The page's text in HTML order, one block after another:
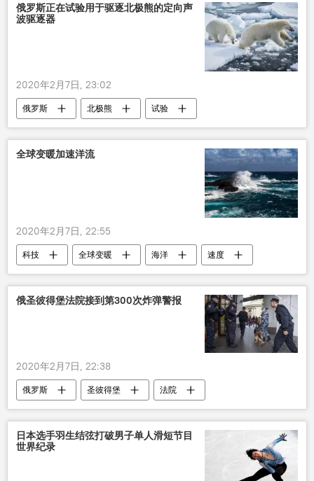
俄罗斯正在试验用于驱逐北极熊的定向声
波驱逐器
2020年2月7日, 23:02
俄罗斯 北极熊 试验
全球变暖加速洋流
2020年2月7日, 22:55
科技 全球变暖 海洋 速度
俄圣彼得堡法院接到第300次炸弹警报
2020年2月7日, 22:38
俄罗斯 圣彼得堡
法院
炸弹威胁
日本选手羽生结弦打破男子单人滑短节目
世界纪录